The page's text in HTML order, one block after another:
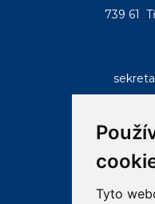
Tyto
739 61
tel.: